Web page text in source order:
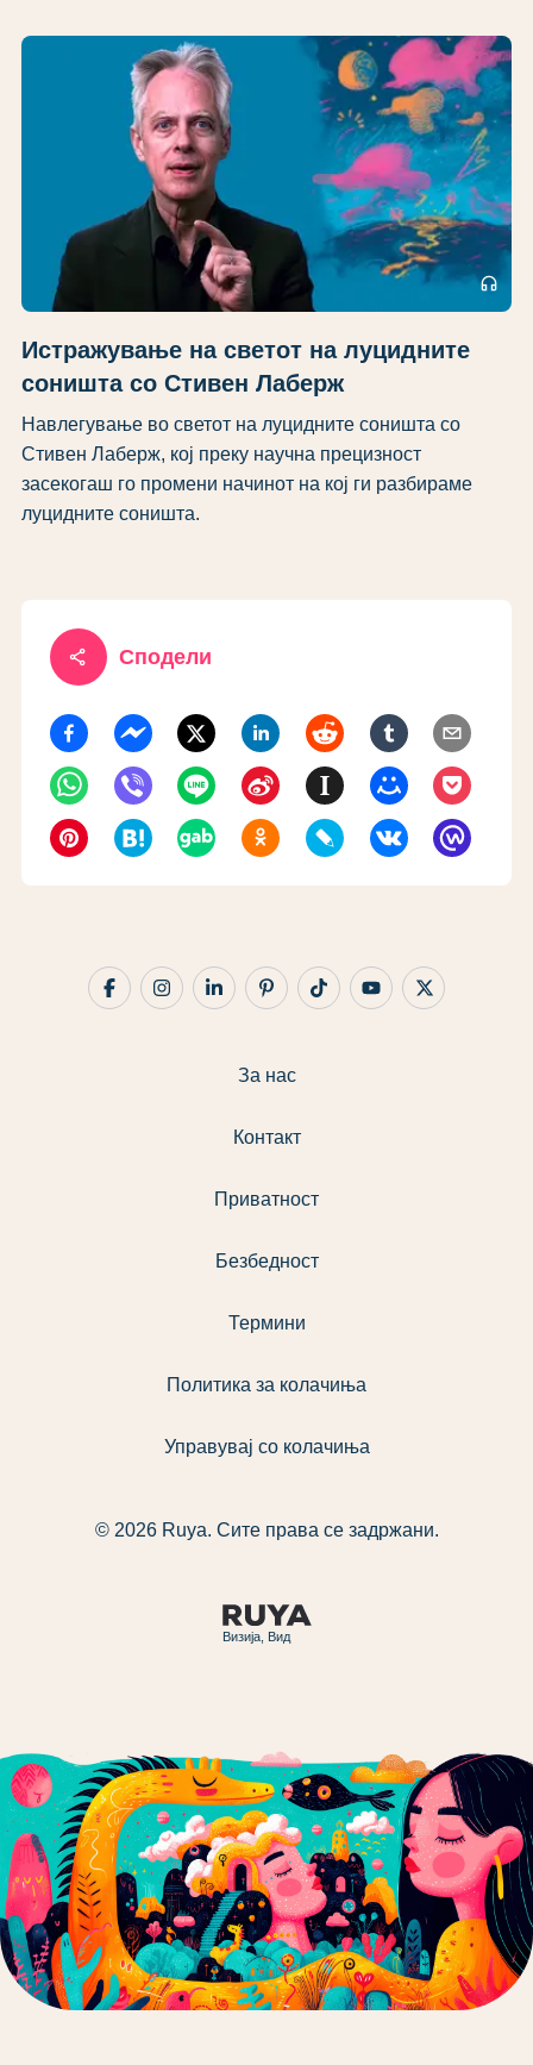
headphones
Истражување на светот на луцидните
соништа со Стивен Лаберж
Навлегување во светот на луцидните соништа со
Стивен Лаберж, кој преку научна прецизност
засекогаш го промени начинот на кој ги разбираме
луцидните соништа.
share Сподели
Визија, Вид
За нас
Контакт
Приватност
Безбедност
Термини
Политика за колачиња
Управувај со колачиња
© 2026 Ruya. Сите права се задржани.